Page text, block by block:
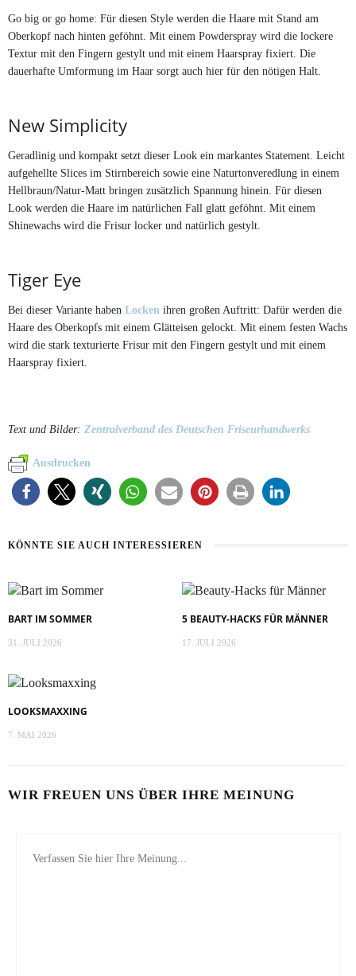
Go big or go home: Für diesen Style werden die Haare mit Stand am
Oberkopf nach hinten geföhnt. Mit einem Powderspray wird die lockere
Textur mit den Fingern gestylt und mit einem Haarspray fixiert. Die
dauerhafte Umformung im Haar sorgt auch hier für den nötigen Halt.
New Simplicity
Geradlinig und kompakt setzt dieser Look ein markantes Statement. Leicht
aufgehellte Slices im Stirnbereich sowie eine Naturtonveredlung in einem
Hellbraun/Natur-Matt bringen zusätzlich Spannung hinein. Für diesen
Look werden die Haare im natürlichen Fall glatt geföhnt. Mit einem
Shinewachs wird die Frisur locker und natürlich gestylt.
Tiger Eye
Bei dieser Variante haben Locken ihren großen Auftritt: Dafür werden die
Haare des Oberkopfs mit einem Glätteisen gelockt. Mit einem festen Wachs
wird die stark texturierte Frisur mit den Fingern gestylt und mit einem
Haarspray fixiert.
Text und Bilder: Zentralverband des Deutschen Friseurhandwerks
Ausdrucken
KÖNNTE SIE AUCH INTERESSIEREN
BART IM SOMMER
31. JULI 2026
5 BEAUTY-HACKS FÜR MÄNNER
17. JULI 2026
LOOKSMAXXING
7. MAI 2026
WIR FREUEN UNS ÜBER IHRE MEINUNG